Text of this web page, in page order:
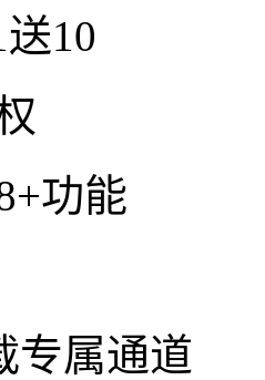
10
功能
专属通道